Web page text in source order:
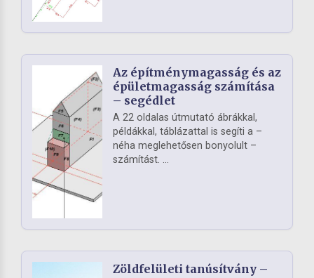
Az építménymagasság és az
épületmagasság számítása
– segédlet
A 22 oldalas útmutató ábrákkal,
példákkal, táblázattal is segíti a –
néha meglehetősen bonyolult –
számítást. ...
Zöldfelületi tanúsítvány –